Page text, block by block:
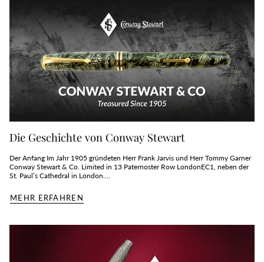
Die Geschichte von Conway Stewart
Der Anfang Im Jahr 1905 gründeten Herr Frank Jarvis und Herr Tommy Garner
Conway Stewart & Co. Limited in 13 Paternoster Row LondonEC1, neben der
St. Paul’s Cathedral in London....
MEHR ERFAHREN